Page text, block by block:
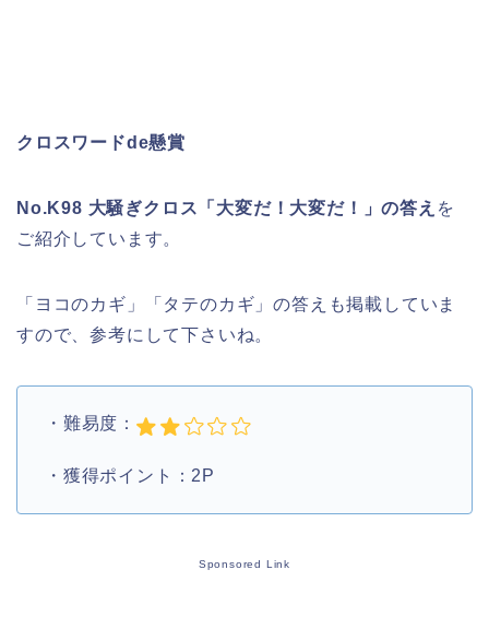
クロスワードde懸賞
No.K98 大騒ぎクロス「大変だ！大変だ！」の答え を
ご紹介しています。
「ヨコのカギ」「タテのカギ」の答えも掲載していま
すので、参考にして下さいね。
・難易度：
・獲得ポイント：2P
Sponsored Link